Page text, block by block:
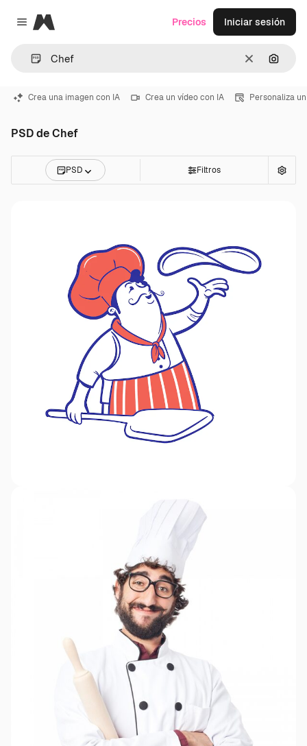
Close menu
Magnific
Borrar
Precios Iniciar sesión
Crea una imagen con IA Crea un vídeo con IA Personaliza
PSD de Chef
PSD Filtros